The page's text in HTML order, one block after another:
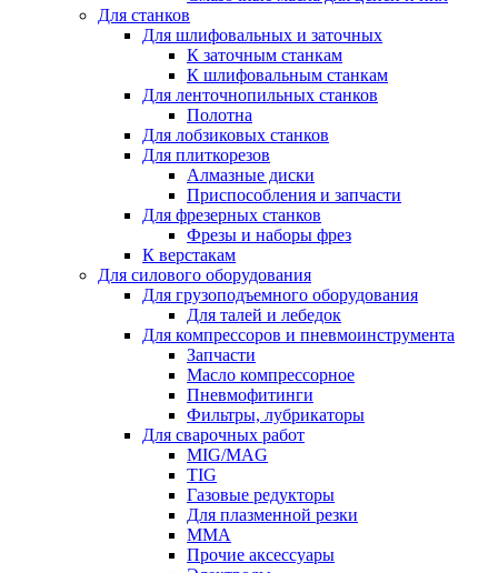
Для станков
Для шлифовальных и заточных
К заточным станкам
К шлифовальным станкам
Для ленточнопильных станков
Полотна
Для лобзиковых станков
Для плиткорезов
Алмазные диски
Приспособления и запчасти
Для фрезерных станков
Фрезы и наборы фрез
К верстакам
Для силового оборудования
Для грузоподъемного оборудования
Для талей и лебедок
Для компрессоров и пневмоинструмента
Запчасти
Масло компрессорное
Пневмофитинги
Фильтры, лубрикаторы
Для сварочных работ
MIG/MAG
TIG
Газовые редукторы
Для плазменной резки
ММА
Прочие аксессуары